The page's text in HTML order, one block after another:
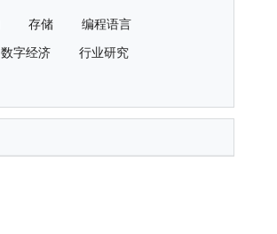
存储 编程语言
数字经济 行业研究